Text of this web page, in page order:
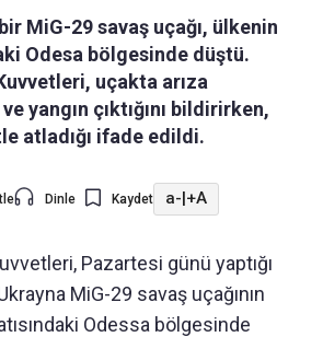
MiG-29 savaş uçağı, ülkenin
Odesa bölgesinde düştü.
uçakta arıza
yangın çıktığını bildirirken,
atladığı ifade edildi.
Dinle Kaydet a-|+A
Pazartesi günü yaptığı
MiG-29 savaş uçağının
Odessa bölgesinde